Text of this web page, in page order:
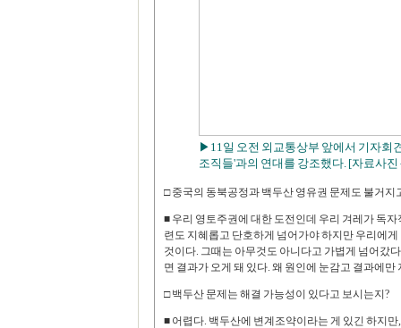
▶11일 오전 외교통상부 앞에서 기자회
조직들'과의 연대를 강조했다. [자료사진
□ 중국의 동북공정과 백두산 영유권 문제도 불거지
■ 우리 영토주권에 대한 도전인데 우리 겨레가 독
련도 지혜롭고 단호하게 넘어가야 하지만 우리에
것이다. 그때는 아무것도 아니다고 가볍게 넘어갔
면 결과가 오게 돼 있다. 왜 원인에 눈감고 결과에
□ 백두산 문제는 해결 가능성이 있다고 보시는지?
■ 어렵다. 백두산에 변계조약이라는 게 있긴 하지